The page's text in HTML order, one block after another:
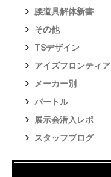
腰道具解体新書
その他
TSデザイン
アイズフロンティア
メーカー別
バートル
展示会潜入レポ
スタッフブログ